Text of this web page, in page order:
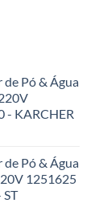
Pó & Água
- KARCHER
Pó & Água
1251625
ST